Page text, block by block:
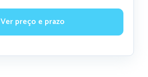
Ver preço e prazo